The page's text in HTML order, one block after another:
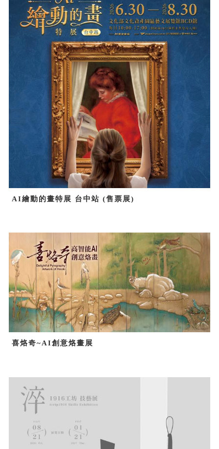
AI繪動的畫特展 台中站 (售票展)
喜烙奇~AI創意烙畫展